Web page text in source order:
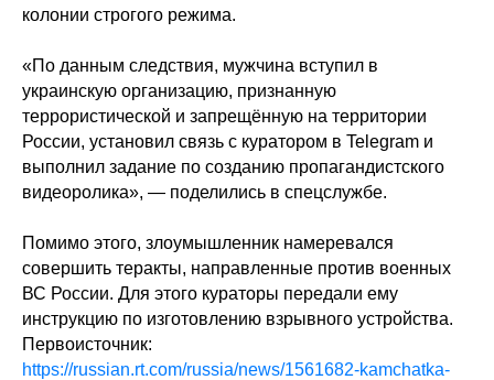
колонии строгого режима.
«По данным следствия, мужчина вступил в
украинскую организацию, признанную
террористической и запрещённую на территории
России, установил связь с куратором в Telegram и
выполнил задание по созданию пропагандистского
видеоролика», — поделились в спецслужбе.
Помимо этого, злоумышленник намеревался
совершить теракты, направленные против военных
ВС России. Для этого кураторы передали ему
инструкцию по изготовлению взрывного устройства.
Первоисточник:
https://russian.rt.com/russia/news/1561682-kamchatka-